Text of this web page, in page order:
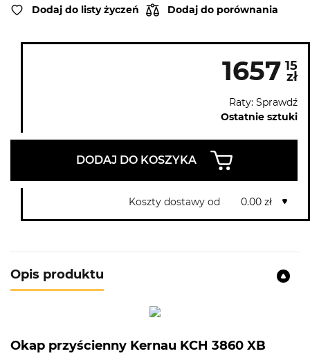
Dodaj do listy życzeń Dodaj do porównania
1657 15
zł
Raty: Sprawdź
Ostatnie sztuki
DODAJ DO KOSZYKA
Koszty dostawy od 0.00 zł
Opis produktu
Okap przyścienny Kernau KCH 3860 XB